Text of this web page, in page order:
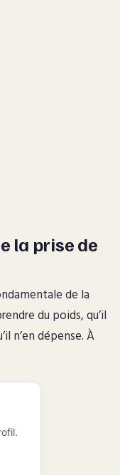
la prise de
de la
du poids, qu’il
n’en dépense. À